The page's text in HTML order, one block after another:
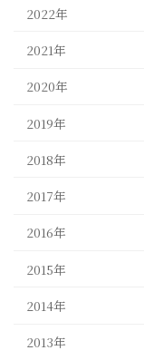
2022年
2021年
2020年
2019年
2018年
2017年
2016年
2015年
2014年
2013年